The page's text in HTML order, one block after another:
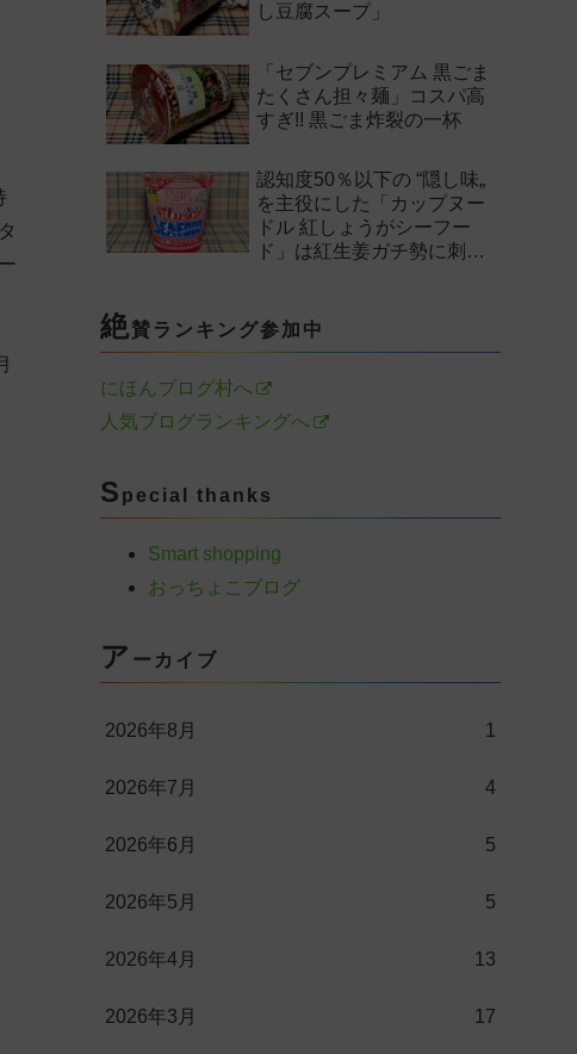
し豆腐スープ」
「セブンプレミアム 黒ごま
たくさん担々麺」コスパ高
すぎ!! 黒ごま炸裂の一杯
認知度50％以下の “隠し味„
を主役にした「カップヌー
ドル 紅しょうがシーフー
ド」は紅生姜ガチ勢に刺さ
絶賛ランキング参加中
にほんブログ村へ
人気ブログランキングへ
S pecial thanks
Smart shopping
おっちょこブログ
ア ーカイブ
2026年8月 1
2026年7月 4
2026年6月 5
2026年5月 5
2026年4月 13
2026年3月 17